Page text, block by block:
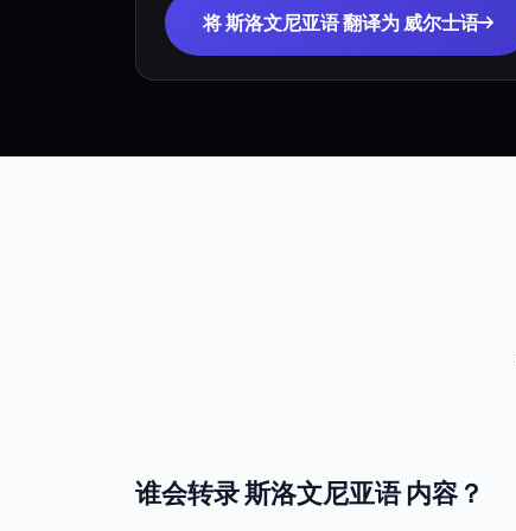
将 斯洛文尼亚语 翻译为 威尔士语
谁会转录 斯洛文尼亚语 内容？